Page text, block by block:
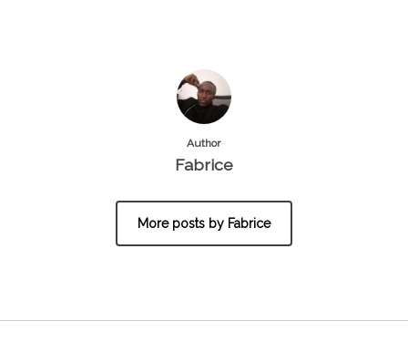
Author
Fabrice
More posts by Fabrice